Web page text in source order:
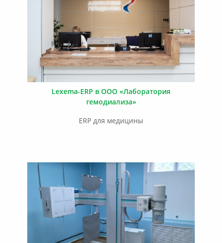
Lexema-ERP в ООО «Лаборатория
гемодиализа»
ERP для медицины